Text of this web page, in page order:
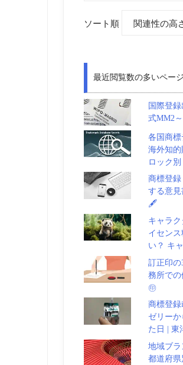
ソート順
最近閲覧数の多いペー
国際登
式MM2
各国商標
海外知的
ロック別
商標登
する意見
🖋
キャラ
イセン
い？ キ
訂正印
務所で
㊞
商標登録
ゼリーか
た日 | 東
地域ブラ
都道府